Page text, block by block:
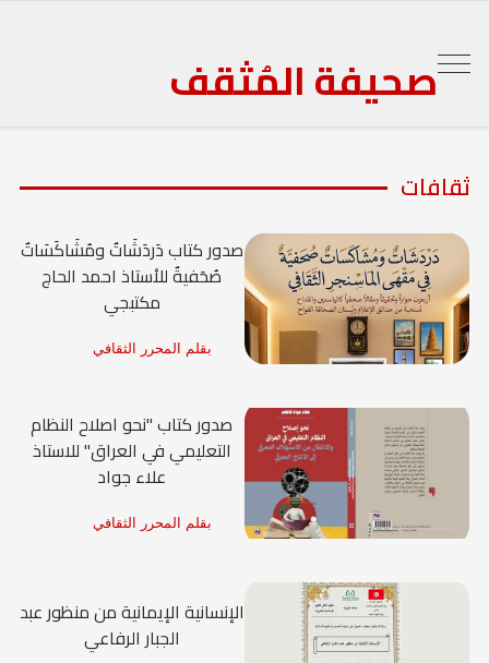
صحيفة المُثقف
ثقافات
صدور كتاب دَردَشَاتٌ ومُشَاكَسَاتٌ
صُحَفيةٌ للأستاذ احمد الحاج
مكتبجي
بقلم المحرر الثقافي
صدور كتاب "نحو اصلاح النظام
التعليمي في العراق" للاستاذ
علاء جواد
بقلم المحرر الثقافي
الإنسانية الإيمانية من منظور عبد
الجبار الرفاعي